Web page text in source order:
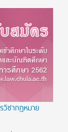
ชากฎหมาย